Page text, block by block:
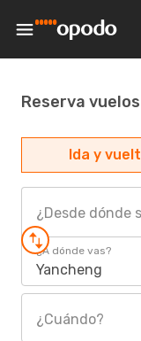
Reserva
Ida y
¿Desde dónde
¿A dónde vas?
Yancheng
¿Cuándo?